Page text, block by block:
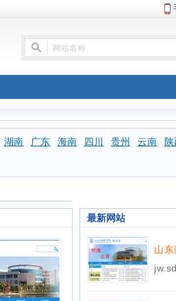
湖南 广东 海南 四川 贵州 云南 陕
最新网站
山